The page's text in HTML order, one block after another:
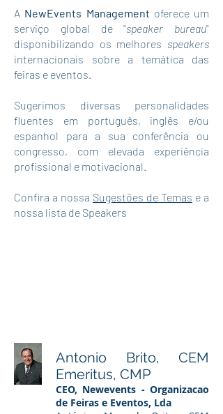
A NewEvents Management oferece um
serviço global de "speaker bureau"
disponibilizando os melhores speakers
internacionais sobre a temática das
feiras e eventos.
Sugerimos diversas personalidades
fluentes em português, inglês e/ou
espanhol para a sua conferência ou
congresso, com elevada experiência
profissional e motivacional.
Confira a nossa Sugestões de Temas e a
nossa lista de Speakers
Antonio Brito, CEM
Emeritus, CMP
CEO, Newevents - Organizacao
de Feiras e Eventos, Lda